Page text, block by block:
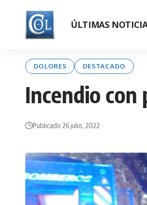
ÚLTIMAS
DOLORES DESTACADO
Incendio
Publicado 26 julio, 2022